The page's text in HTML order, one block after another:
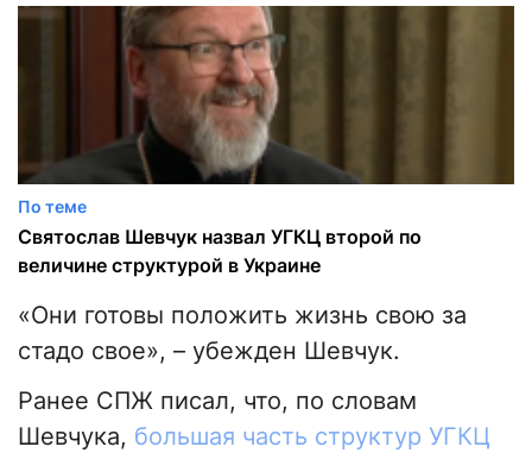
По теме
Святослав Шевчук назвал УГКЦ второй по
величине структурой в Украине
«Они готовы положить жизнь свою за
стадо свое», – убежден Шевчук.
Ранее СПЖ писал, что, по словам
Шевчука, большая часть структур УГКЦ